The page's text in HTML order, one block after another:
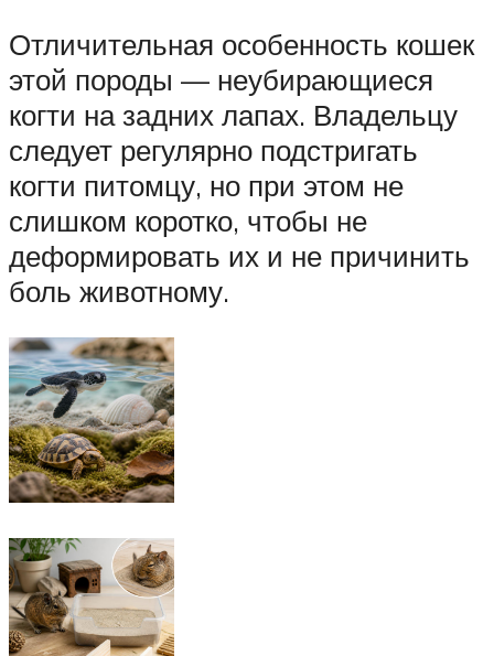
Отличительная особенность кошек
этой породы — неубирающиеся
когти на задних лапах. Владельцу
следует регулярно подстригать
когти питомцу, но при этом не
слишком коротко, чтобы не
деформировать их и не причинить
боль животному.